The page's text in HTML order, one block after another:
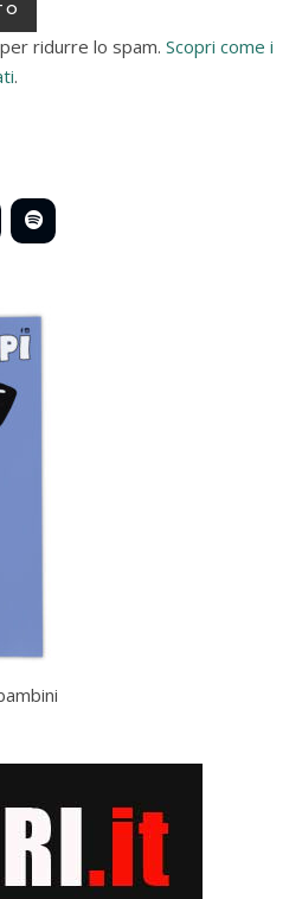
ridurre lo spam. Scopri come i
.